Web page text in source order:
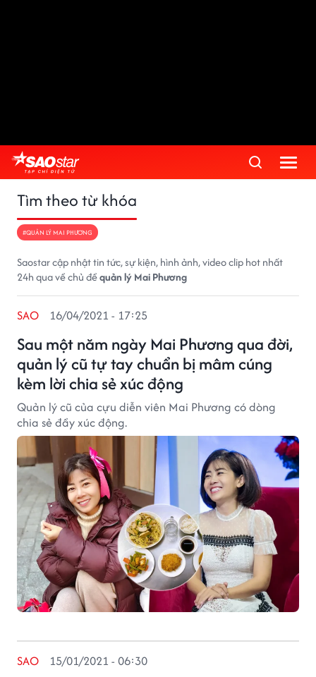
Tìm theo từ khóa
#QUẢN LÝ MAI PHƯƠNG
Saostar cập nhật tin tức, sự kiện, hình ảnh, video clip hot nhất
24h qua về chủ đềquản lý Mai Phương
Sau một năm ngày Mai Phương qua đời,
quản lý cũ tự tay chuẩn bị mâm cúng
kèm lời chia sẻ xúc động
SAO 16/04/2021 - 17:25
Quản lý cũ của cựu diễn viên Mai Phương có dòng
chia sẻ đầy xúc động.
SAO 15/01/2021 - 06:30